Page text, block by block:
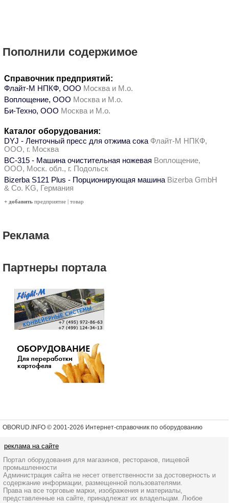
Пополнили содержимое
Справочник предприятий:
Флайт-М НПКФ, ООО Москва и М.о.
Воплощение, ООО Москва и М.о.
Би-Техно, ООО Москва и М.о.
Каталог оборудования:
DYJ - Ленточный пресс для отжима сока Флайт-М НПКФ,
ООО, г. Москва
ВС-315 - Машина очистительная ножевая Воплощение,
ООО, Моск. обл., г. Подольск
Bizerba S121 Plus - Порционирующая машина Bizerba GmbH
& Co. KG, Германия
+ добавить предприятие | товар
Реклама
Партнеры портала
OBORUD.INFO © 2001-2026 Интернет-справочник по оборудованию
реклама на сайте
Портал оборудования для магазинов, ресторанов, пищевой
промышленности
Администрация сайта не несет ответственности за достоверность и
содержание информации, размещенной пользователями.
Права на все торговые марки, изображения и материалы,
представленные на сайте, принадлежат их владельцам. Любое